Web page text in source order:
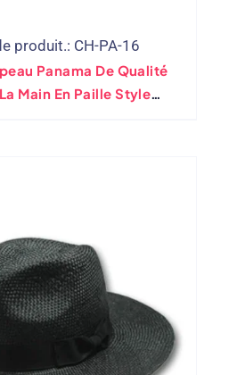
produit.: CH-PA-16
Panama De Qualité
Main En Paille Style